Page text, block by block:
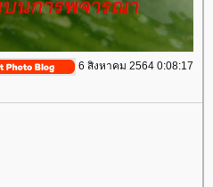
6 สิงหาคม 2564 0:08:17